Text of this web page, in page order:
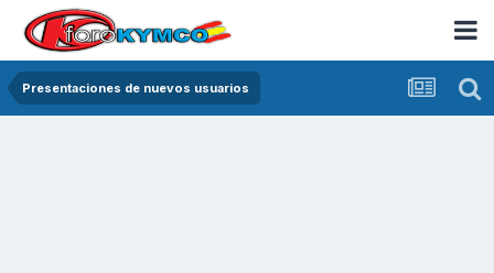
Presentaciones de nuevos usuarios